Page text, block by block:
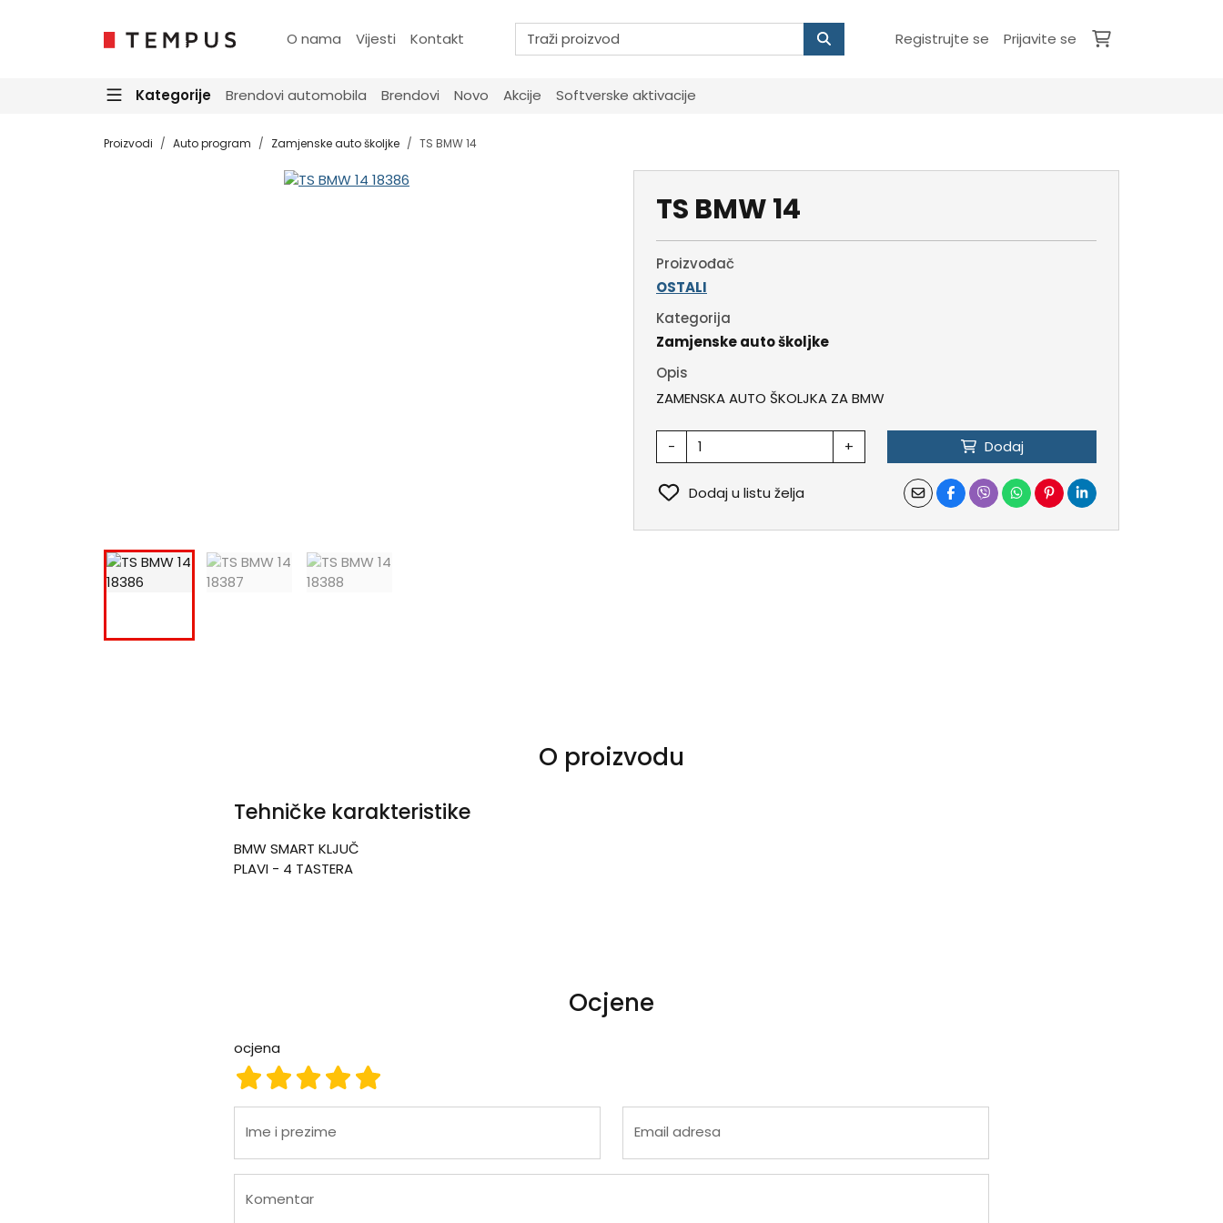
O nama Vijesti Kontakt Registrujte se Prijavite se
Kategorije Brendovi automobila Brendovi Novo Akcije Softverske aktivacije
Proizvodi Auto program Zamjenske auto školjke TS BMW 14
TS BMW 14
Proizvođač
OSTALI
Kategorija
Zamjenske auto školjke
Opis
ZAMENSKA AUTO ŠKOLJKA ZA BMW
- + Dodaj
Dodaj u listu želja
O proizvodu
Tehničke karakteristike
BMW SMART KLJUČ
PLAVI - 4 TASTERA
Ocjene
ocjena
ocjena 5
ocjena 4
ocjena 3
ocjena 2
ocjena 1
Ime i prezime Email adresa
Komentar